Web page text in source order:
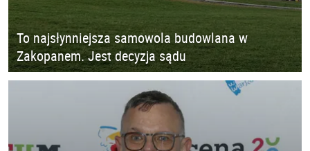
To najsłynniejsza samowola budowlana w
Zakopanem. Jest decyzja sądu